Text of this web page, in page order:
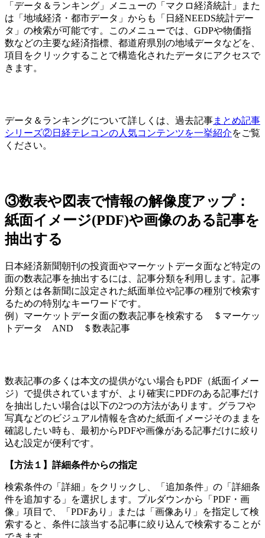
「データ＆ランキング」メニューの「マクロ経済統計」また
は「地域経済・都市データ」からも「日経NEEDS統計デー
タ」の検索が可能です。このメニューでは、GDPや物価指
数などの主要な経済指標、都道府県別の地域データなどを、
項目をクリックすることで構造化されたデータにアクセスで
きます。
データ＆ランキングについて詳しくは、過去記事まとめ記事
シリーズ②日経テレコンの人気コンテンツを一挙紹介をご覧
ください。
③数表や図表で情報の解像度アップ：
紙面イメージ(PDF)や画像のある記事を
抽出する
日本経済新聞朝刊の投資面やマーケットデータ面など特定の
面の数表記事を抽出するには、記事分類を利用します。記事
分類とは各新聞に設定された紙面単位や記事の種別で検索す
るための特別なキーワードです。
例）マーケットデータ面の数表記事を検索する ＄マーケッ
トデータ AND ＄数表記事
数表記事の多くは本文の提供がない場合もPDF（紙面イメー
ジ）で提供されていますが、より確実にPDFのある記事だけ
を抽出したい場合は以下の2つの方法があります。グラフや
写真などのビジュアル情報を含めた紙面イメージそのままを
確認したい時も、最初からPDFや画像がある記事だけに絞り
込む設定が便利です。
【方法１】詳細条件からの指定
検索条件の「詳細」をクリックし、「追加条件」の「詳細条
件を追加する」を選択します。プルダウンから「PDF・画
像」項目で、「PDFあり」または「画像あり」を指定して検
索すると、条件に該当する記事に絞り込んで検索することが